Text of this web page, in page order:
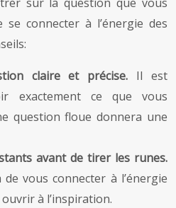
sur la question que vous
connecter à l’énergie des
claire et précise. Il est
exactement ce que vous
question floue donnera une
avant de tirer les runes.
vous connecter à l’énergie
à l’inspiration.